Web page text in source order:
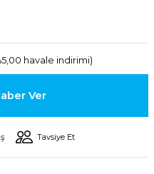
havale indirimi)
Ver
Tavsiye Et